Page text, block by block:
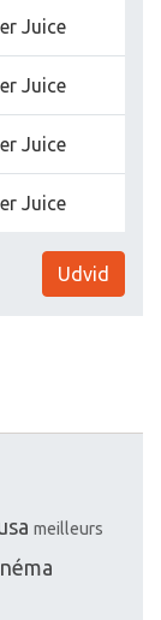
Juice
Juice
Juice
Juice
Udvid
meilleurs